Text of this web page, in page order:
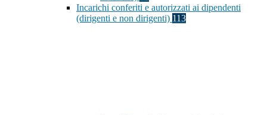
Incarichi conferiti e autorizzati ai dipendenti
(dirigenti e non dirigenti) 113